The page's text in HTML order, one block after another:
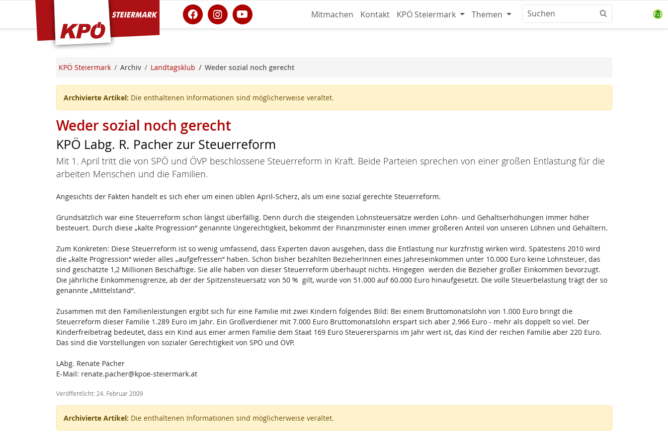
KPÖ Steiermark Mitmachen Kontakt KPÖ Steiermark Themen
KPÖ Steiermark Archiv Landtagsklub Weder sozial noch gerecht
Archivierte Artikel: Die enthaltenen Informationen sind möglicherweise veraltet.
Weder sozial noch gerecht
KPÖ Labg. R. Pacher zur Steuerreform
Mit 1. April tritt die von SPÖ und ÖVP beschlossene Steuerreform in Kraft. Beide Parteien sprechen von einer großen Entlastung für die
arbeiten Menschen und die Familien.
Angesichts der Fakten handelt es sich eher um einen üblen April-Scherz, als um eine sozial gerechte Steuerreform.
Grundsätzlich war eine Steuerreform schon längst überfällig. Denn durch die steigenden Lohnsteuersätze werden Lohn- und Gehaltserhöhungen immer höher
besteuert. Durch diese „kalte Progression“ genannte Ungerechtigkeit, bekommt der Finanzminister einen immer größeren Anteil von unseren Löhnen und Gehältern.
Zum Konkreten: Diese Steuerreform ist so wenig umfassend, dass Experten davon ausgehen, dass die Entlastung nur kurzfristig wirken wird. Spätestens 2010 wird
die „kalte Progression“ wieder alles „aufgefressen“ haben. Schon bisher bezahlten BezieherInnen eines Jahreseinkommen unter 10.000 Euro keine Lohnsteuer, das
sind geschätzte 1,2 Millionen Beschäftige. Sie alle haben von dieser Steuerreform überhaupt nichts. Hingegen werden die Bezieher großer Einkommen bevorzugt.
Die jährliche Einkommensgrenze, ab der der Spitzensteuersatz von 50 % gilt, wurde von 51.000 auf 60.000 Euro hinaufgesetzt. Die volle Steuerbelastung trägt der so
genannte „Mittelstand“.
Zusammen mit den Familienleistungen ergibt sich für eine Familie mit zwei Kindern folgendes Bild: Bei einem Bruttomonatslohn von 1.000 Euro bringt die
Steuerreform dieser Familie 1.289 Euro im Jahr. Ein Großverdiener mit 7.000 Euro Bruttomonatslohn erspart sich aber 2.966 Euro - mehr als doppelt so viel. Der
Kinderfreibetrag bedeutet, dass ein Kind aus einer armen Familie dem Staat 169 Euro Steuerersparnis im Jahr wert ist, das Kind der reichen Familie aber 220 Euro.
Das sind die Vorstellungen von sozialer Gerechtigkeit von SPÖ und ÖVP.
LAbg. Renate Pacher
E-Mail: renate.pacher@kpoe-steiermark.at
Veröffentlicht: 24. Februar 2009
Archivierte Artikel: Die enthaltenen Informationen sind möglicherweise veraltet.